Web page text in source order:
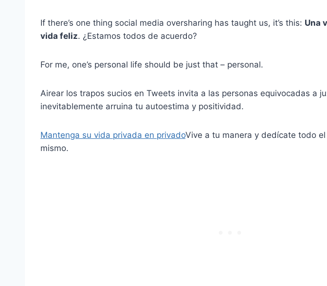
If there’s one thing social media oversharing has taught us, it’s this: Una
vida feliz. ¿Estamos todos de acuerdo?
For me, one’s personal life should be just that – personal.
Airear los trapos sucios en Tweets invita a las personas equivocadas a
inevitablemente arruina tu autoestima y positividad.
Mantenga su vida privada en privadoVive a tu manera y dedícate todo
mismo.